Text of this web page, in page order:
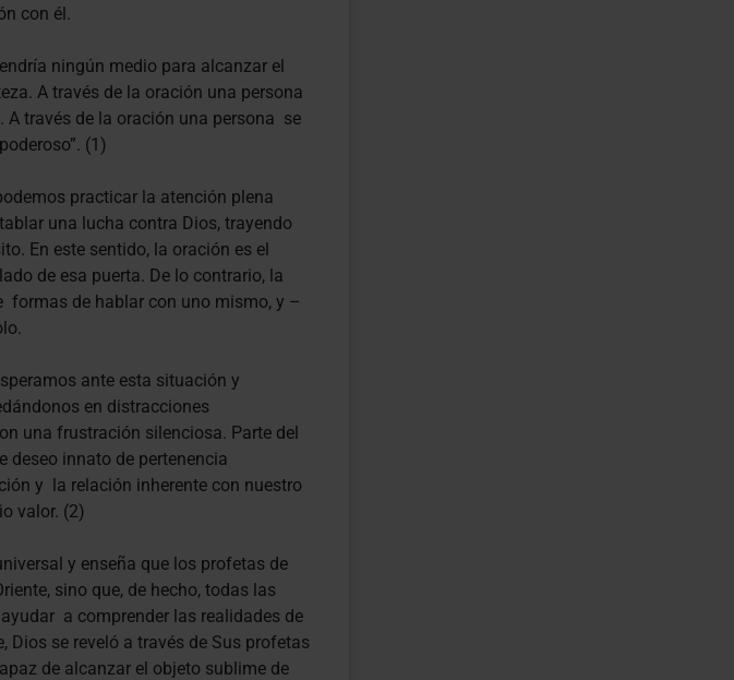
con él.
ningún medio para alcanzar el
A través de la oración una persona
A través de la oración una persona se
(1)
practicar la atención plena
una lucha contra Dios, trayendo
En este sentido, la oración es el
de esa puerta. De lo contrario, la
de hablar con uno mismo, y –
ante esta situación y
en distracciones
una frustración silenciosa. Parte del
deseo innato de pertenencia
y la relación inherente con nuestro
valor. (2)
y enseña que los profetas de
sino que, de hecho, todas las
a comprender las realidades de
Dios se reveló a través de Sus profetas
de alcanzar el objeto sublime de